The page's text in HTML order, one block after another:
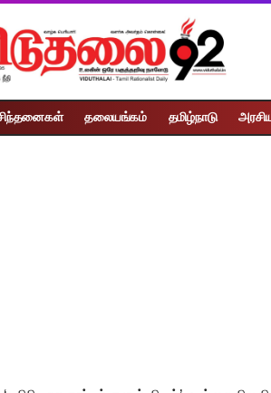
தலையங்கம் தமிழ்நாடு